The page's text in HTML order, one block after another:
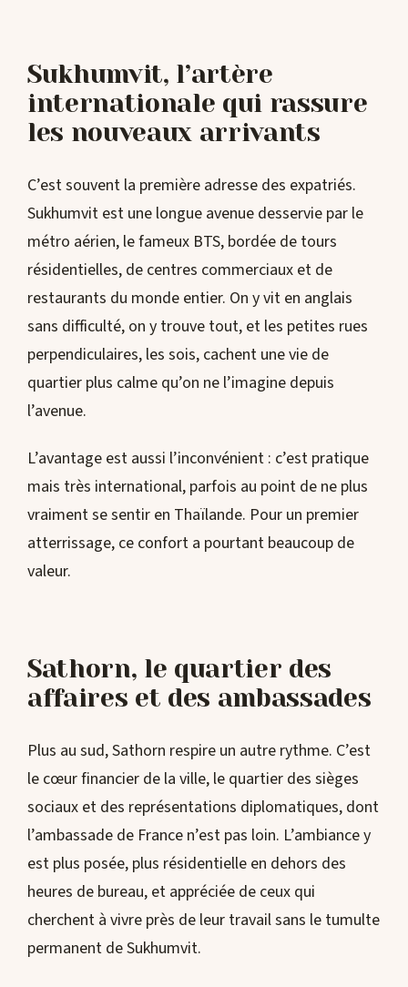
Sukhumvit, l’artère
internationale qui rassure
les nouveaux arrivants
C’est souvent la première adresse des expatriés.
Sukhumvit est une longue avenue desservie par le
métro aérien, le fameux BTS, bordée de tours
résidentielles, de centres commerciaux et de
restaurants du monde entier. On y vit en anglais
sans difficulté, on y trouve tout, et les petites rues
perpendiculaires, les sois, cachent une vie de
quartier plus calme qu’on ne l’imagine depuis
l’avenue.
L’avantage est aussi l’inconvénient : c’est pratique
mais très international, parfois au point de ne plus
vraiment se sentir en Thaïlande. Pour un premier
atterrissage, ce confort a pourtant beaucoup de
valeur.
Sathorn, le quartier des
affaires et des ambassades
Plus au sud, Sathorn respire un autre rythme. C’est
le cœur financier de la ville, le quartier des sièges
sociaux et des représentations diplomatiques, dont
l’ambassade de France n’est pas loin. L’ambiance y
est plus posée, plus résidentielle en dehors des
heures de bureau, et appréciée de ceux qui
cherchent à vivre près de leur travail sans le tumulte
permanent de Sukhumvit.